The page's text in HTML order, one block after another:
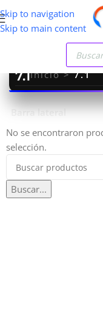
Skip to navigation
Skip to main content
7.1Inicio>7.1
Barra lateral
No se encontraron
selección.
Buscar...